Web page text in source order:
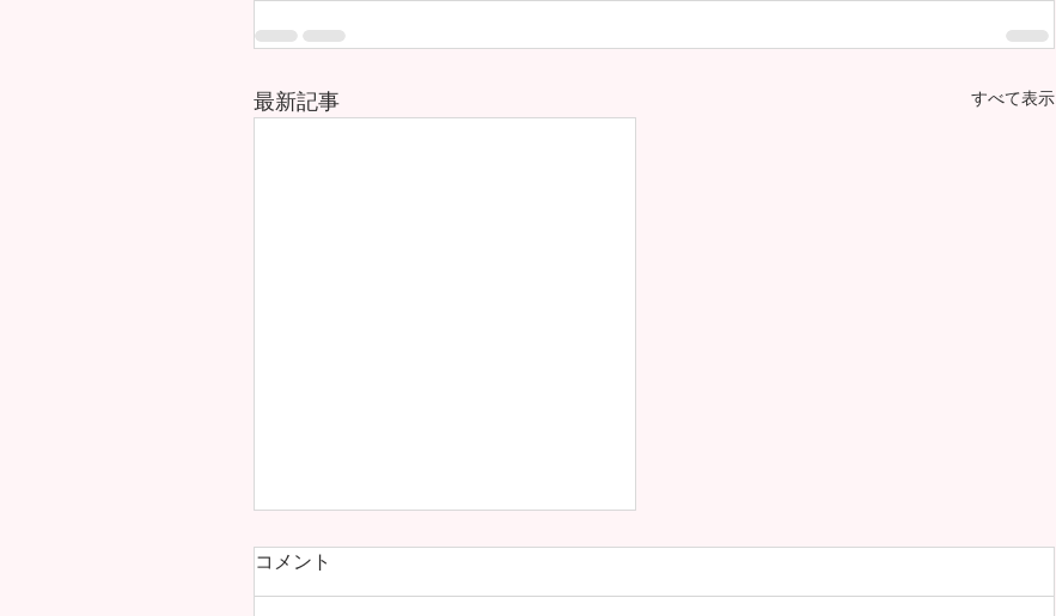
最新記事 すべて表示
コメント